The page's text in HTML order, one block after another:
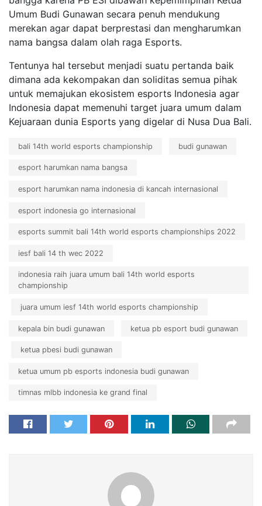
Umum Budi Gunawan secara penuh mendukung
merekan agar dapat berprestasi dan mengharumkan
nama bangsa dalam olah raga Esports.
Tentunya hal tersebut menjadi suatu pertanda baik
dimana ada kekompakan dan soliditas semua pihak
untuk memajukan ekosistem esports Indonesia agar
Indonesia dapat memenuhi target juara umum dalam
Kejuaraan dunia Esports yang digelar di Nusa Dua Bali.
bali 14th world esports championship budi gunawan
esport harumkan nama bangsa
esport harumkan nama indonesia di kancah internasional
esport indonesia go internasional
esports summit bali 14th world esports championships 2022
iesf bali 14 th wec 2022
indonesia raih juara umum bali 14th world esports
championship
juara umum iesf 14th world esports championship
kepala bin budi gunawan ketua pb esport budi gunawan
ketua pbesi budi gunawan
ketua umum pb esports indonesia budi gunawan
timnas mlbb indonesia ke grand final